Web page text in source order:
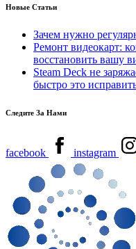
Новые Статьи
Зачем нужно
Ремонт видеокарт:
восстановить вашу
Steam Deck не
быстро это
Следите За Нами
facebook instagram